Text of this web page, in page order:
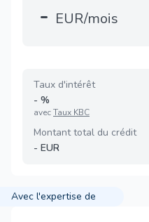
- EUR/mois
Taux d'intérêt
- %
avecTaux KBC
Montant total du crédit
- EUR
Avec l'expertise de